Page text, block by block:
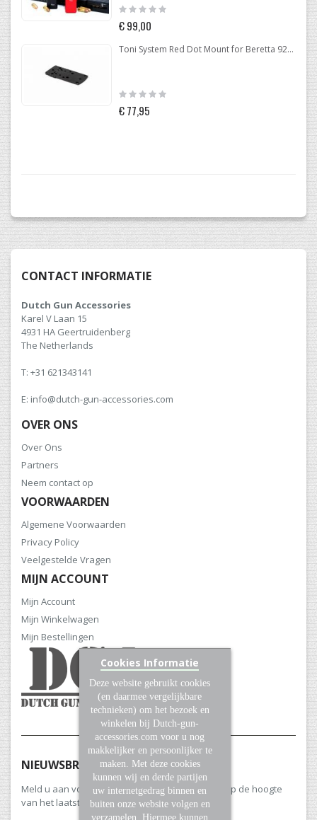
Rating:
0%
€ 99,00
Toni System Red Dot Mount for Beretta 92-96-98
Rating:
0%
€ 77,95
CONTACT INFORMATIE
Dutch Gun Accessories
Karel V Laan 15
4931 HA Geertruidenberg
The Netherlands
T: +31 621343141
E: info@dutch-gun-accessories.com
OVER ONS
Over Ons
Partners
Neem contact op
VOORWAARDEN
Algemene Voorwaarden
Privacy Policy
Veelgestelde Vragen
MIJN ACCOUNT
Mijn Account
Mijn Winkelwagen
Mijn Bestellingen
NIEUWSBRIEF
Meld u aan voor onze nieuwsbrief en blijf altijd op de hoogte
van het laatste nieuws en aanbiedingen.
Cookies Informatie
Deze website gebruikt cookies
(en daarmee vergelijkbare
technieken) om het bezoek en
winkelen bij Dutch-gun-
accessories.com voor u nog
makkelijker en persoonlijker te
maken. Met deze cookies
kunnen wij en derde partijen
uw internetgedrag binnen en
buiten onze website volgen en
verzamelen. Hiermee kunnen